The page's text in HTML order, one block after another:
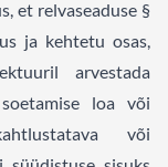
et relvaseaduse §
ja kehtetu osas,
arvestada
loa või
või